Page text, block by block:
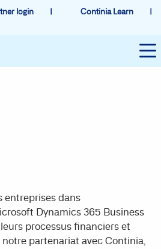
login Continia Learn
entreprises dans
Dynamics 365 Business
processus financiers et
partenariat avec Continia,